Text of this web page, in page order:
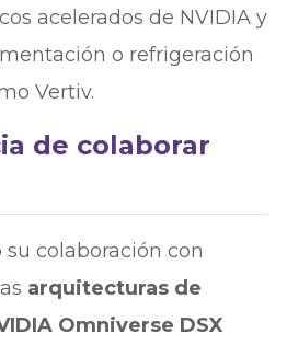
acelerados de NVIDIA y
o refrigeración
Vertiv.
de colaborar
colaboración con
arquitecturas de
Omniverse DSX